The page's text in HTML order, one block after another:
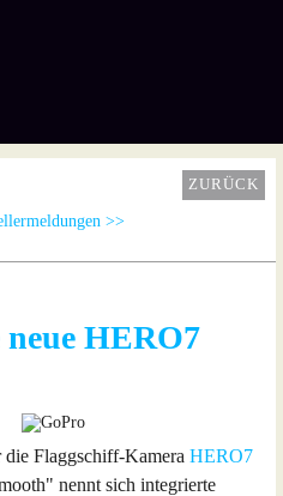
ZURÜCK
HERO7
die Flaggschiff-Kamera HERO7
nennt sich integrierte